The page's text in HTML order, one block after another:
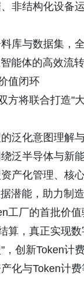
非结构化设备
库与数据集，
能体的高效流
值闭环
方将联合打造"
泛化意图理解
泛半导体与新
产化管理、核
潜能，助力制
工厂的首批价
算，真正实现
创新Token计
化与Token计